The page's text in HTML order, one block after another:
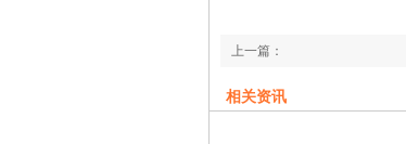
上一篇：
下一篇：
相关资讯